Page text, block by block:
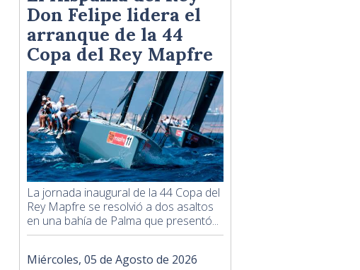
Don Felipe lidera el
arranque de la 44
Copa del Rey Mapfre
La jornada inaugural de la 44 Copa del
Rey Mapfre se resolvió a dos asaltos
en una bahía de Palma que presentó...
Miércoles, 05 de Agosto de 2026